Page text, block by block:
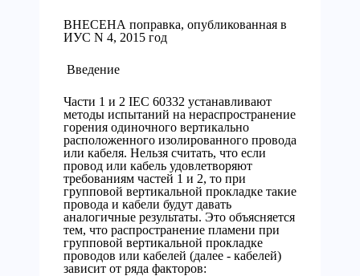
ВНЕСЕНА поправка, опубликованная в
ИУС N 4, 2015 год
Введение
Части 1 и 2 IEC 60332 устанавливают
методы испытаний на нераспространение
горения одиночного вертикально
расположенного изолированного провода
или кабеля. Нельзя считать, что если
провод или кабель удовлетворяют
требованиям частей 1 и 2, то при
групповой вертикальной прокладке такие
провода и кабели будут давать
аналогичные результаты. Это объясняется
тем, что распространение пламени при
групповой вертикальной прокладке
проводов или кабелей (далее - кабелей)
зависит от ряда факторов: